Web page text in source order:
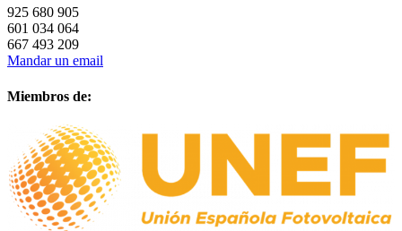
925 680 905
601 034 064
667 493 209
Mandar un email
Miembros de: